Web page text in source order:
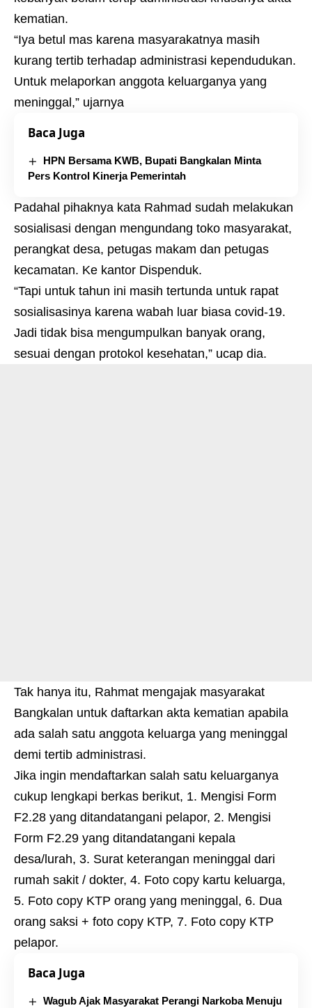
kematian.
“Iya betul mas karena masyarakatnya masih
kurang tertib terhadap administrasi kependudukan.
Untuk melaporkan anggota keluarganya yang
meninggal,” ujarnya
Baca Juga
HPN Bersama KWB, Bupati Bangkalan Minta
Pers Kontrol Kinerja Pemerintah
Padahal pihaknya kata Rahmad sudah melakukan
sosialisasi dengan mengundang toko masyarakat,
perangkat desa, petugas makam dan petugas
kecamatan. Ke kantor Dispenduk.
“Tapi untuk tahun ini masih tertunda untuk rapat
sosialisasinya karena wabah luar biasa covid-19.
Jadi tidak bisa mengumpulkan banyak orang,
sesuai dengan protokol kesehatan,” ucap dia.
Tak hanya itu, Rahmat mengajak masyarakat
Bangkalan untuk daftarkan akta kematian apabila
ada salah satu anggota keluarga yang meninggal
demi tertib administrasi.
Jika ingin mendaftarkan salah satu keluarganya
cukup lengkapi berkas berikut, 1. Mengisi Form
F2.28 yang ditandatangani pelapor, 2. Mengisi
Form F2.29 yang ditandatangani kepala
desa/lurah, 3. Surat keterangan meninggal dari
rumah sakit / dokter, 4. Foto copy kartu keluarga,
5. Foto copy KTP orang yang meninggal, 6. Dua
orang saksi + foto copy KTP, 7. Foto copy KTP
pelapor.
Baca Juga
Wagub Ajak Masyarakat Perangi Narkoba Menuju